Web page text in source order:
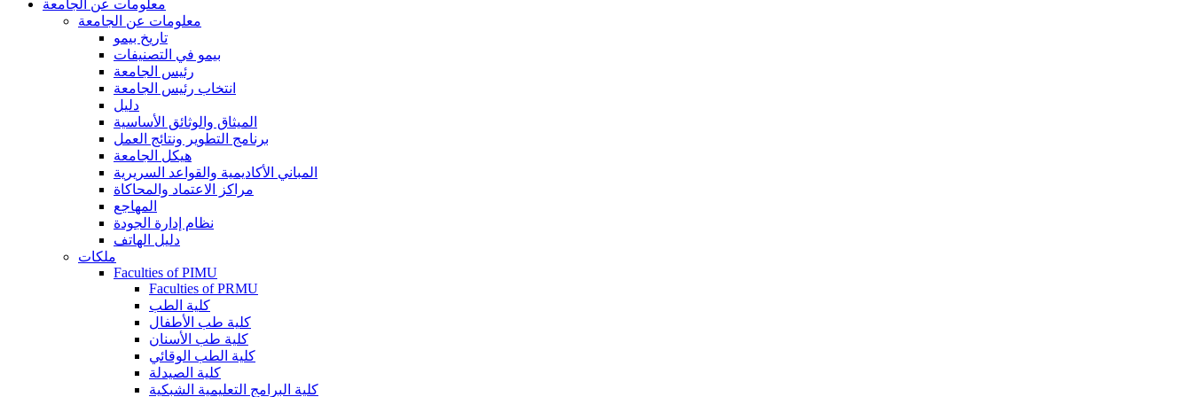
معلومات عن الجامعة
معلومات عن الجامعة
تاريخ بيمو
بيمو في التصنيفات
رئيس الجامعة
انتخاب رئيس الجامعة
دليل
الميثاق والوثائق الأساسية
برنامج التطوير ونتائج العمل
هيكل الجامعة
المباني الأكاديمية والقواعد السريرية
مراكز الاعتماد والمحاكاة
المهاجع
نظام إدارة الجودة
دليل الهاتف
ملكات
Faculties of PIMU
Faculties of PRMU
كلية الطب
كلية طب الأطفال
كلية طب الأسنان
كلية الطب الوقائي
كلية الصيدلة
كلية البرامج التعليمية الشبكية